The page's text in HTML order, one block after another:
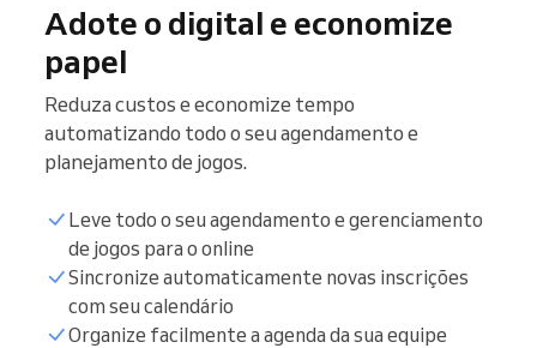
Adote o digital e economize
papel
Reduza custos e economize tempo
automatizando todo o seu agendamento e
planejamento de jogos.
Leve todo o seu agendamento e gerenciamento
de jogos para o online
Sincronize automaticamente novas inscrições
com seu calendário
Organize facilmente a agenda da sua equipe